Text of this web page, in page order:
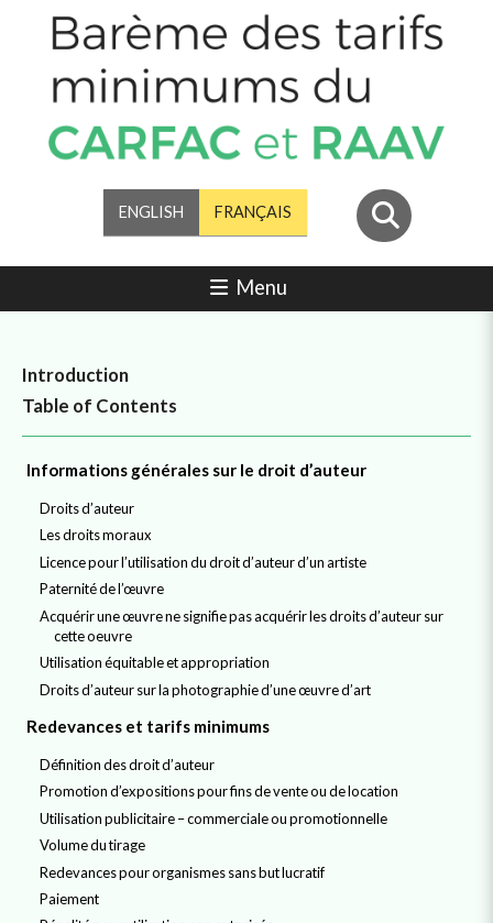
ENGLISH FRANÇAIS
Menu
Introduction
Table of Contents
Informations générales sur le droit d’auteur
Droits d’auteur
Les droits moraux
Licence pour l’utilisation du droit d’auteur d’un artiste
Paternité de l’œuvre
Acquérir une œuvre ne signifie pas acquérir les droits d’auteur sur
cette oeuvre
Utilisation équitable et appropriation
Droits d’auteur sur la photographie d’une œuvre d’art
Redevances et tarifs minimums
Définition des droit d’auteur
Promotion d’expositions pour fins de vente ou de location
Utilisation publicitaire – commerciale ou promotionnelle
Volume du tirage
Redevances pour organismes sans but lucratif
Paiement